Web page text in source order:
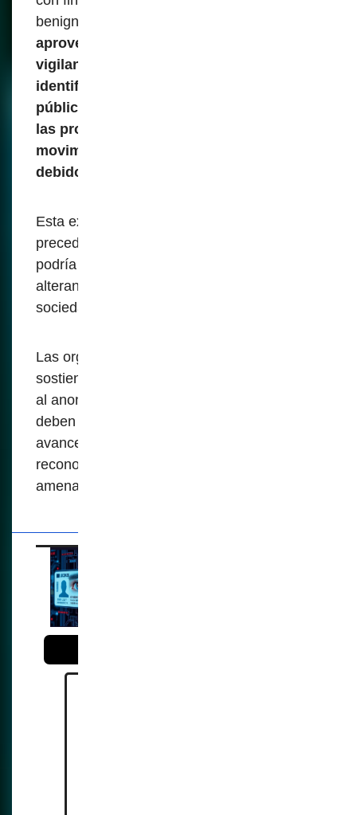
benignos en un principio,
aprovechados luego para iniciativas de
vigilancia más amplias, como la
identificación en tiempo real en espacios
públicos, el monitoreo masivo durante
las protestas o el seguimiento de los
movimientos de las personas sin el
debido proceso.
Esta extralimitación simboliza un nivel sin
precedentes de control estatal, uno que
podría erosionar las libertades civiles
alterando la privacidad y la vida normal en
sociedad.
Las organizaciones de libertades civiles
sostienen que los derechos fundamentales
al anonimato y a la privacidad en público
deben protegerse inequívocamente, pero el
avance invasivo de la tecnología de
reconocimiento facial en la vida pública
amenaza estos derechos.